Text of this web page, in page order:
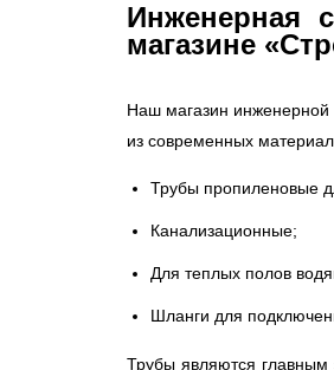
Инженерная
магазине
Наш магазин инженерной
из современных
Трубы пропиленовые
Канализационные;
Для теплых полов
Шланги для
Трубы являются главным